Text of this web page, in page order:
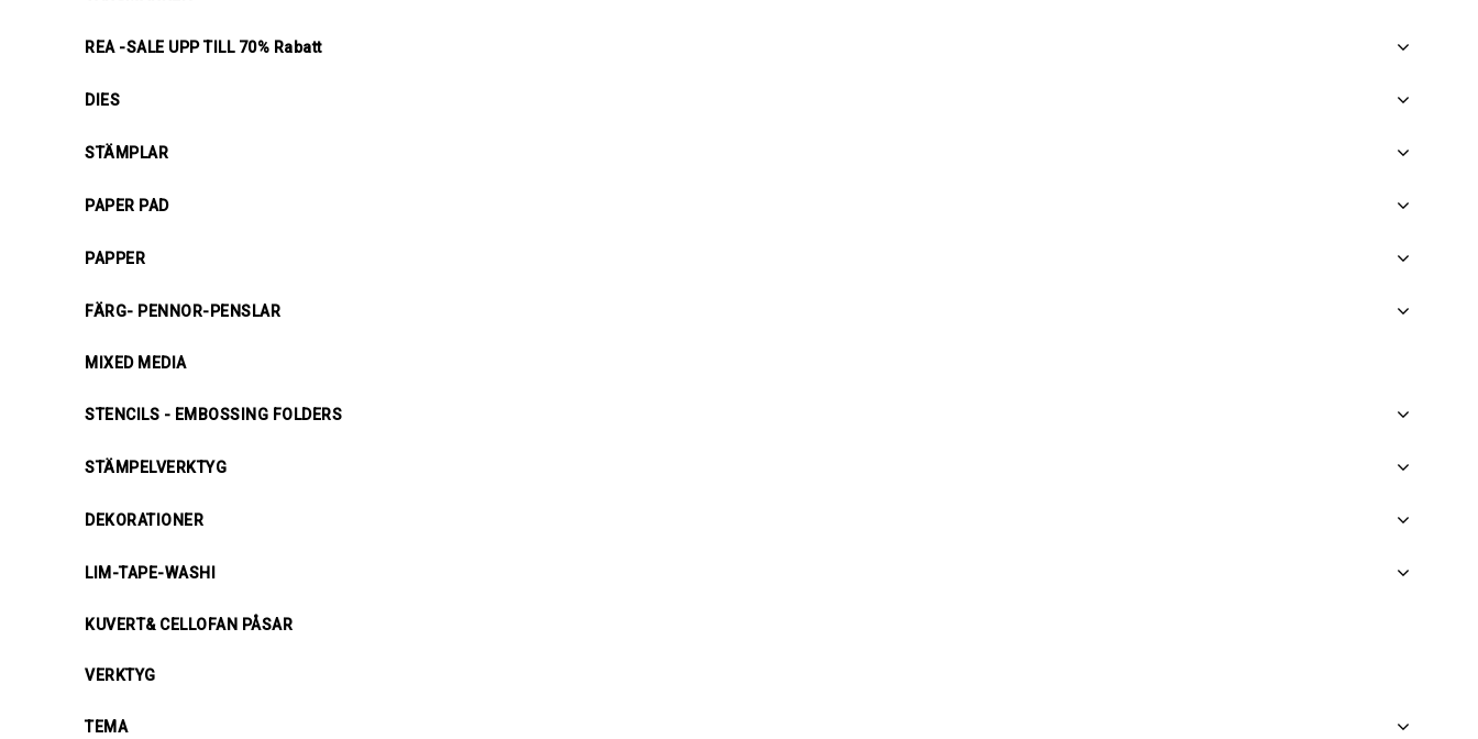
REA -SALE UPP TILL 70% Rabatt
DIES
STÄMPLAR
PAPER PAD
PAPPER
FÄRG- PENNOR-PENSLAR
MIXED MEDIA
STENCILS - EMBOSSING FOLDERS
STÄMPELVERKTYG
DEKORATIONER
LIM-TAPE-WASHI
KUVERT& CELLOFAN PÅSAR
VERKTYG
TEMA